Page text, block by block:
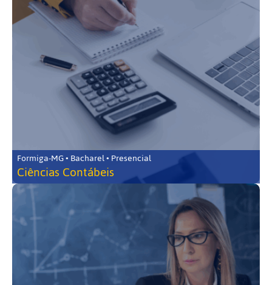
Formiga-MG • Bacharel • Presencial
Ciências Contábeis